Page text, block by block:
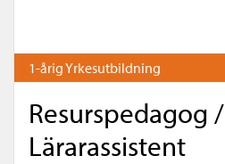
1-årig Yrkesutbildning
Resurspedagog /
Lärarassistent